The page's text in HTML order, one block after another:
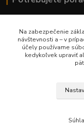
0948 236 042
Na zabezpečenie
návštevnosti a – v
účely používame
kedykoľvek upraviť